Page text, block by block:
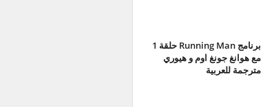
برنامج Running Man حلقة 1
مع هوانغ جونغ اوم و هيوري
مترجمة للعربية